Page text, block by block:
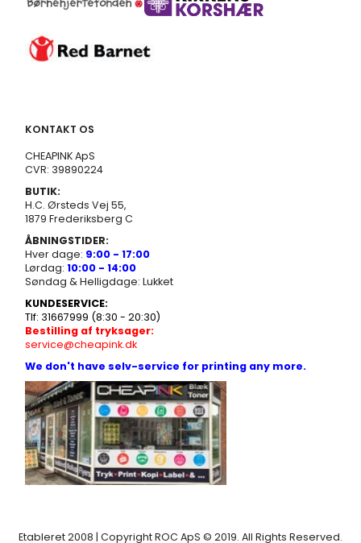
KONTAKT OS
CHEAPINK ApS
CVR: 39890224
BUTIK:
H.C. Ørsteds Vej 55,
1879 Frederiksberg C
ÅBNINGSTIDER:
Hver dage: 9:00 - 17:00
Lørdag: 10:00 - 14:00
Søndag & Helligdage: Lukket
KUNDESERVICE:
Tlf: 31667999 (8:30 - 20:30)
Bestilling af tryksager:
service@cheapink.dk
We don't have selv-service for printing any more.
Etableret 2008 | Copyright ROC ApS © 2019. All Rights Reserved.